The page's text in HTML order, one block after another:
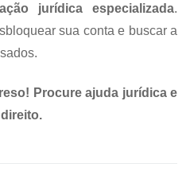
jurídica especializada.
sua conta e buscar a
Procure ajuda jurídica e